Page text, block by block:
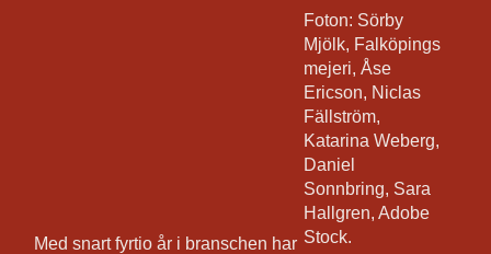
Med snart fyrtio år i branschen har
Foton: Sörby
Mjölk, Falköpings
mejeri, Åse
Ericson, Niclas
Fällström,
Katarina Weberg,
Daniel
Sonnbring, Sara
Hallgren, Adobe
Stock.